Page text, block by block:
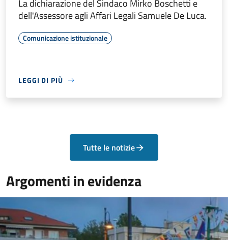
La dichiarazione del Sindaco Mirko Boschetti e
dell'Assessore agli Affari Legali Samuele De Luca.
Comunicazione istituzionale
LEGGI DI PIÙ
Tutte le notizie
Argomenti in evidenza